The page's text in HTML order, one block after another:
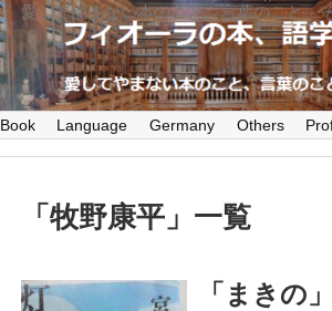
愛してやまない本のこと、言葉のこと、
Book Language Germany Others
「 牧野康平 」 一覧
「まきの